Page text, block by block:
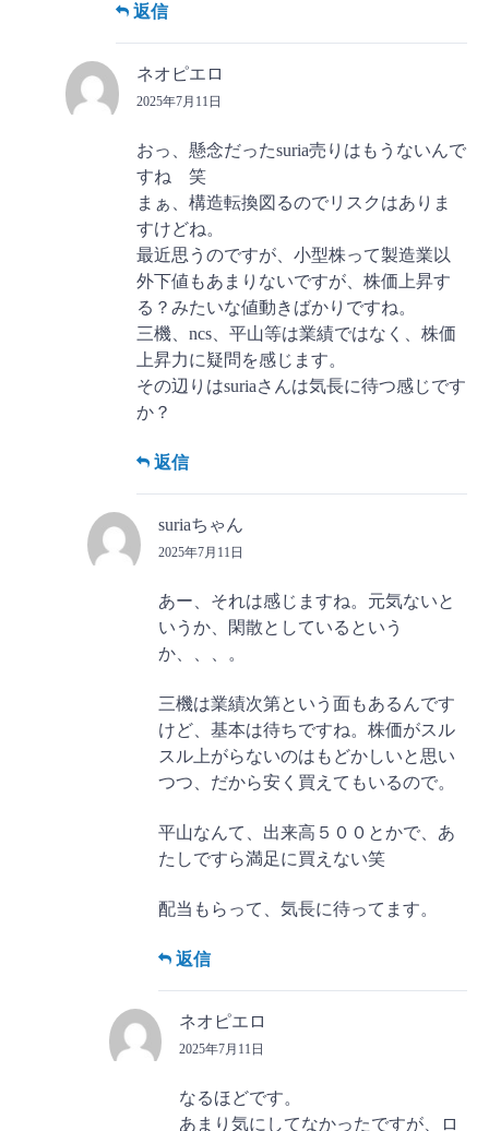
返信
ネオピエロ
2025年7月11日
おっ、懸念だったsuria売りはもうないんで
すね 笑
まぁ、構造転換図るのでリスクはありま
すけどね。
最近思うのですが、小型株って製造業以
外下値もあまりないですが、株価上昇す
る？みたいな値動きばかりですね。
三機、ncs、平山等は業績ではなく、株価
上昇力に疑問を感じます。
その辺りはsuriaさんは気長に待つ感じです
か？
返信
suriaちゃん
2025年7月11日
あー、それは感じますね。元気ないと
いうか、閑散としているという
か、、、。
三機は業績次第という面もあるんです
けど、基本は待ちですね。株価がスル
スル上がらないのはもどかしいと思い
つつ、だから安く買えてもいるので。
平山なんて、出来高５００とかで、あ
たしですら満足に買えない笑
配当もらって、気長に待ってます。
返信
ネオピエロ
2025年7月11日
なるほどです。
あまり気にしてなかったですが、ロ